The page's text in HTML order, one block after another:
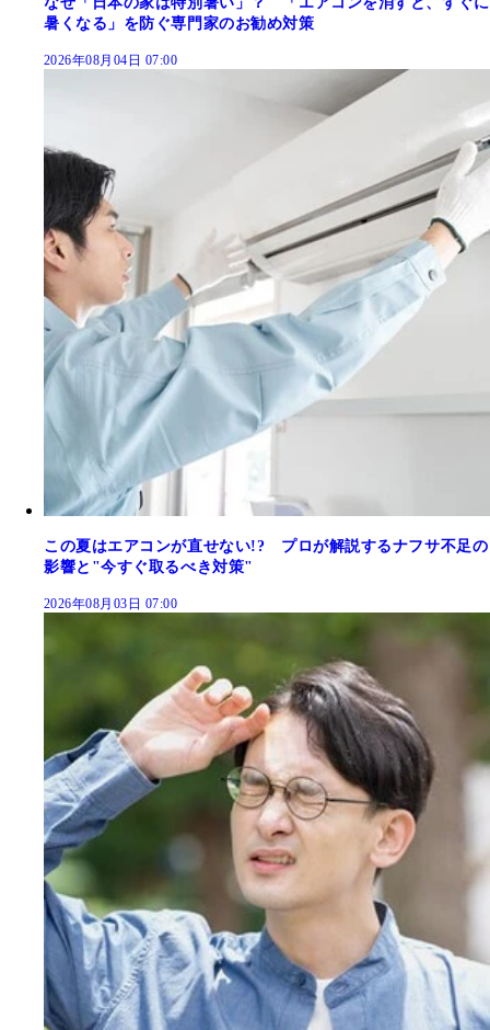
暑くなる」を防ぐ専門家のお勧め対策
2026年08月04日 07:00
この夏はエアコンが直せない!? プロが解説するナフサ不足の
影響と"今すぐ取るべき対策"
2026年08月03日 07:00